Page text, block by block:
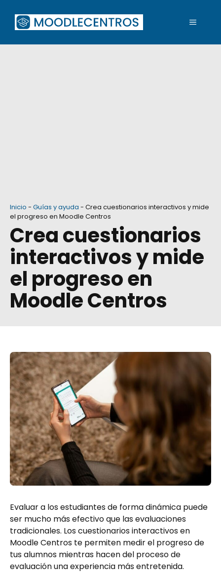
contenido
MENÚ
Inicio - Guías y ayuda - Crea cuestionarios interactivos y mide
el progreso en Moodle Centros
Crea cuestionarios
interactivos y mide
el progreso en
Moodle Centros
Evaluar a los estudiantes de forma dinámica puede
ser mucho más efectivo que las evaluaciones
tradicionales. Los cuestionarios interactivos en
Moodle Centros te permiten medir el progreso de
tus alumnos mientras hacen del proceso de
evaluación una experiencia más entretenida.